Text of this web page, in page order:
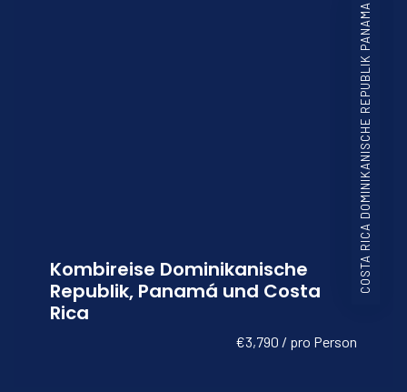
COSTA RICA DOMINIKANISCHE REPUBLIK PANAMA
Kombireise Dominikanische
Republik, Panamá und Costa
Rica
€3,790 / pro Person